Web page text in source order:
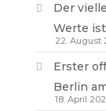
Der
Werte
22. August
Erster
Berlin
18. April